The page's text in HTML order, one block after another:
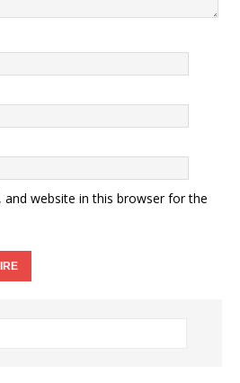
and website in this browser for the